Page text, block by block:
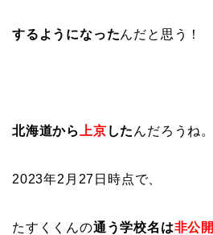
するようになったんだと思う！
北海道から 上京 した んだろうね。
2023年2月27日時点で、
たすくくんの通う学校名は非公開